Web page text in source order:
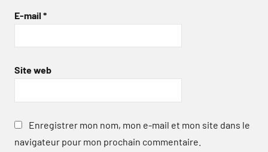
E-mail *
Site web
Enregistrer mon nom, mon e-mail et mon site dans le
navigateur pour mon prochain commentaire.